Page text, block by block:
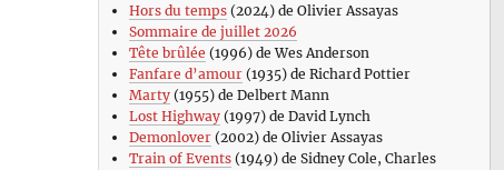
Hors du temps(2024) de Olivier Assayas
Sommaire de juillet 2026
Tête brûlée (1996) de Wes Anderson
Fanfare d’amour(1935) de Richard Pottier
Marty(1955) de Delbert Mann
Lost Highway(1997) de David Lynch
Demonlover(2002) de Olivier Assayas
Train of Events(1949) de Sidney Cole, Charles